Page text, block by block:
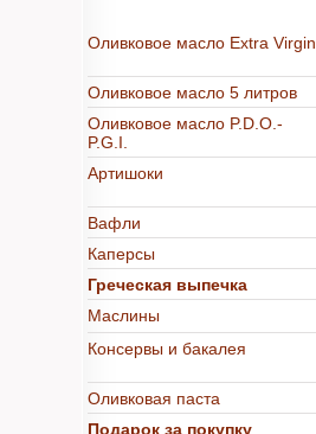
Оливковое масло Extra Virgin
Оливковое масло 5 литров
Оливковое масло P.D.O.-
P.G.I.
Артишоки
Вафли
Каперсы
Греческая выпечка
Маслины
Консервы и бакалея
Оливковая паста
Подарок за покупку